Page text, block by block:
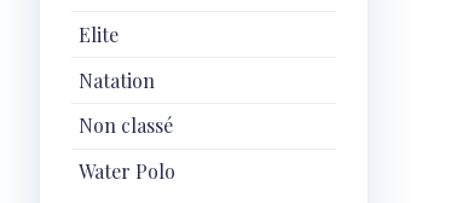
Elite
Natation
Non classé
Water Polo